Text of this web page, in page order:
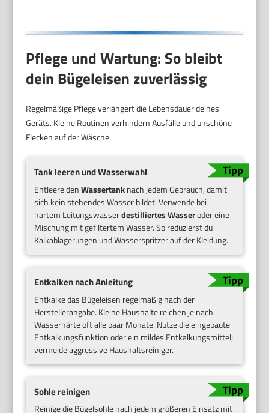
Pflege und Wartung: So bleibt
dein Bügeleisen zuverlässig
Regelmäßige Pflege verlängert die Lebensdauer deines
Geräts. Kleine Routinen verhindern Ausfälle und unschöne
Flecken auf der Wäsche.
Tank leeren und Wasserwahl
Entleere denWassertanknach jedem Gebrauch, damit
sich kein stehendes Wasser bildet. Verwende bei
hartem Leitungswasserdestilliertes Wasseroder eine
Mischung mit gefiltertem Wasser. So reduzierst du
Kalkablagerungen und Wasserspritzer auf der Kleidung.
Entkalken nach Anleitung
Entkalke das Bügeleisen regelmäßig nach der
Herstellerangabe. Kleine Haushalte reichen je nach
Wasserhärte oft alle paar Monate. Nutze die eingebaute
Entkalkungsfunktion oder ein mildes Entkalkungsmittel;
vermeide aggressive Haushaltsreiniger.
Sohle reinigen
Reinige die Bügelsohle nach jedem größeren Einsatz mit